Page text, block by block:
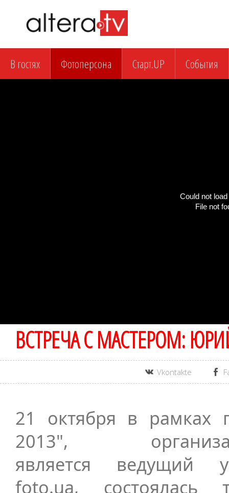
В гостях Фотоперсона Старт.UP События
Could not
File not
ВСТРЕЧА С МАСТЕРОМ:
Vkontakte
21 октября в рамках
2013",
является ведущий
foto.ua, состоялась